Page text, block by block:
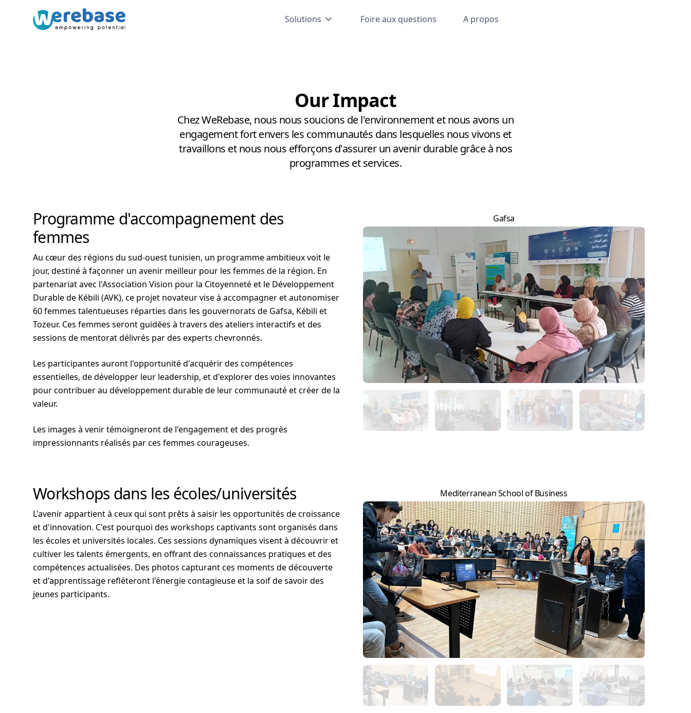
Solutions Foire aux questions A propos
Our Impact
Chez WeRebase, nous nous soucions de l'environnement et nous avons un
engagement fort envers les communautés dans lesquelles nous vivons et
travaillons et nous nous efforçons d'assurer un avenir durable grâce à nos
programmes et services.
Programme d'accompagnement des
femmes
Au cœur des régions du sud-ouest tunisien, un programme ambitieux voit le
jour, destiné à façonner un avenir meilleur pour les femmes de la région. En
partenariat avec l'Association Vision pour la Citoyenneté et le Développement
Durable de Kébili (AVK), ce projet novateur vise à accompagner et autonomiser
60 femmes talentueuses réparties dans les gouvernorats de Gafsa, Kébili et
Tozeur. Ces femmes seront guidées à travers des ateliers interactifs et des
sessions de mentorat délivrés par des experts chevronnés.
Les participantes auront l'opportunité d'acquérir des compétences
essentielles, de développer leur leadership, et d'explorer des voies innovantes
pour contribuer au développement durable de leur communauté et créer de la
valeur.
Les images à venir témoigneront de l'engagement et des progrès
impressionnants réalisés par ces femmes courageuses.
Gafsa
Workshops dans les écoles/universités
L'avenir appartient à ceux qui sont prêts à saisir les opportunités de croissance
et d'innovation. C'est pourquoi des workshops captivants sont organisés dans
les écoles et universités locales. Ces sessions dynamiques visent à découvrir et
cultiver les talents émergents, en offrant des connaissances pratiques et des
compétences actualisées. Des photos capturant ces moments de découverte
et d'apprentissage refléteront l'énergie contagieuse et la soif de savoir des
jeunes participants.
Mediterranean School of Business